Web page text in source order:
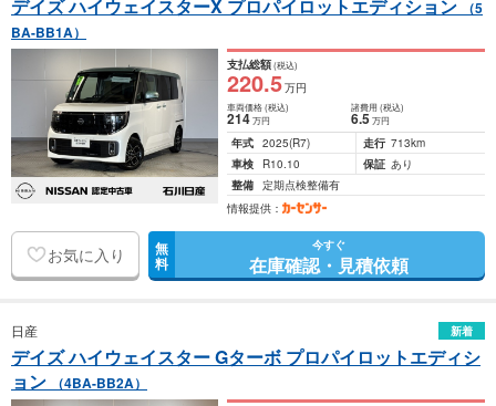
デイズ ハイウェイスターX プロパイロットエディション
（5
BA-BB1A）
支払総額(税込)
220.5万円
車両価格(税込)
214万円
諸費用 (税込)
6.5 万円
年式 2025(R7) 走行 713km
車検
R10.10 保証 あり
整備 定期点検整備有
情報提供：
お気に入り 無
料
今すぐ
在庫確認・見積依頼
日産 新着
デイズ ハイウェイスター Gターボ プロパイロットエディシ
ョン
（4BA-BB2A）